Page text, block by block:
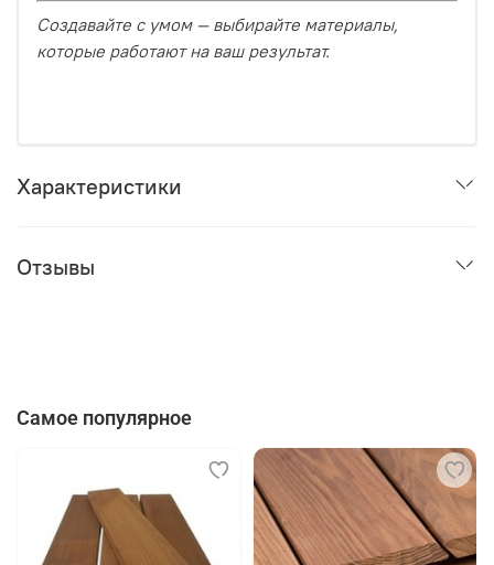
Создавайте с умом — выбирайте материалы,
которые работают на ваш результат.
Характеристики
Отзывы
Самое популярное